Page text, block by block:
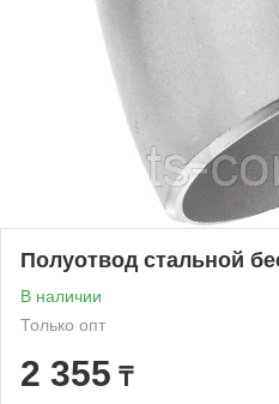
Полуотвод стальной
В наличии
Только опт
2 355 ₸